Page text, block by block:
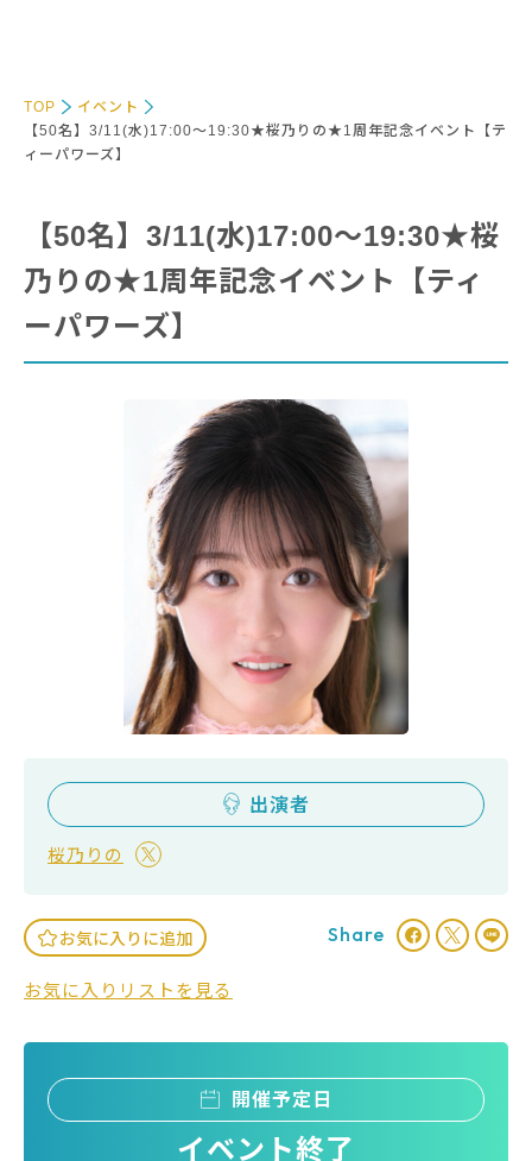
TOP
イベント
【50名】3/11(水)17:00～19:30★桜乃りの★1周年記念イベント【テ
ィーパワーズ】
【50名】3/11(水)17:00～19:30★桜
乃りの★1周年記念イベント【ティ
ーパワーズ】
出演者
桜乃りの
お気に入りに追加
お気に入りリストを見る
Share
開催予定日
イベント終了